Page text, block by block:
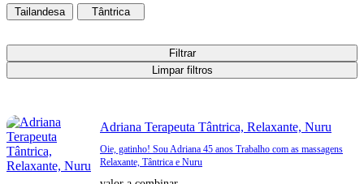
Tailandesa
Tântrica
Filtrar
Limpar filtros
Adriana Terapeuta Tântrica, Relaxante, Nuru
Oie, gatinho! Sou Adriana 45 anos Trabalho com as massagens
Relaxante, Tântrica e Nuru